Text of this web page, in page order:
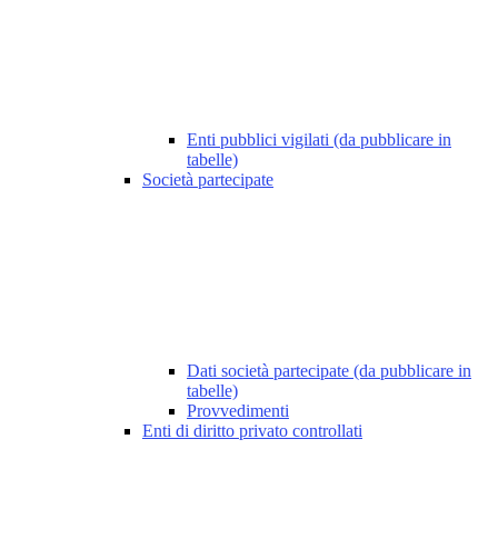
Enti pubblici vigilati (da pubblicare in
tabelle)
Società partecipate
Dati società partecipate (da pubblicare in
tabelle)
Provvedimenti
Enti di diritto privato controllati